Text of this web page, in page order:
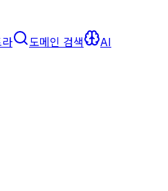
도메인 검색
AI